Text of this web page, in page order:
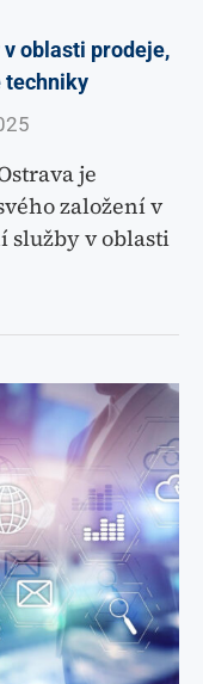
v oblasti prodeje,
techniky
je
založení v
služby v oblasti